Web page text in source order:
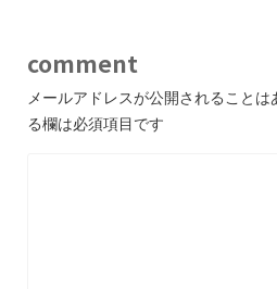
comment
メールアドレスが公開されることは
る欄は必須項目です